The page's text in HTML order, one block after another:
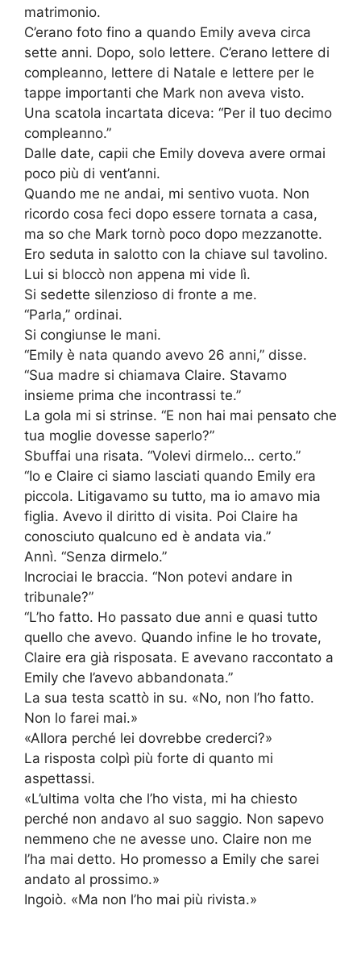
matrimonio.
C’erano foto fino a quando Emily aveva circa
sette anni. Dopo, solo lettere. C’erano lettere di
compleanno, lettere di Natale e lettere per le
tappe importanti che Mark non aveva visto.
Una scatola incartata diceva: “Per il tuo decimo
compleanno.”
Dalle date, capii che Emily doveva avere ormai
poco più di vent’anni.
Quando me ne andai, mi sentivo vuota. Non
ricordo cosa feci dopo essere tornata a casa,
ma so che Mark tornò poco dopo mezzanotte.
Ero seduta in salotto con la chiave sul tavolino.
Lui si bloccò non appena mi vide lì.
Si sedette silenzioso di fronte a me.
“Parla,” ordinai.
Si congiunse le mani.
“Emily è nata quando avevo 26 anni,” disse.
“Sua madre si chiamava Claire. Stavamo
insieme prima che incontrassi te.”
La gola mi si strinse. “E non hai mai pensato che
tua moglie dovesse saperlo?”
Sbuffai una risata. “Volevi dirmelo… certo.”
“Io e Claire ci siamo lasciati quando Emily era
piccola. Litigavamo su tutto, ma io amavo mia
figlia. Avevo il diritto di visita. Poi Claire ha
conosciuto qualcuno ed è andata via.”
Annì. “Senza dirmelo.”
Incrociai le braccia. “Non potevi andare in
tribunale?”
“L’ho fatto. Ho passato due anni e quasi tutto
quello che avevo. Quando infine le ho trovate,
Claire era già risposata. E avevano raccontato a
Emily che l’avevo abbandonata.”
La sua testa scattò in su. «No, non l’ho fatto.
Non lo farei mai.»
«Allora perché lei dovrebbe crederci?»
La risposta colpì più forte di quanto mi
aspettassi.
«L’ultima volta che l’ho vista, mi ha chiesto
perché non andavo al suo saggio. Non sapevo
nemmeno che ne avesse uno. Claire non me
l’ha mai detto. Ho promesso a Emily che sarei
andato al prossimo.»
Ingoiò. «Ma non l’ho mai più rivista.»